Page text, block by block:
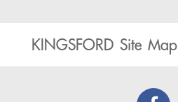
KINGSFORD Site Map